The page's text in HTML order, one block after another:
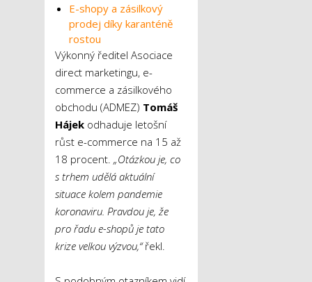
E-shopy a zásilkový
prodej díky karanténě
rostou
Výkonný ředitel Asociace
direct marketingu, e-
commerce a zásilkového
obchodu (ADMEZ) Tomáš
Hájek odhaduje letošní
růst e-commerce na 15 až
18 procent. „Otázkou je, co
s trhem udělá aktuální
situace kolem pandemie
koronaviru. Pravdou je, že
pro řadu e-shopů je tato
krize velkou výzvou,“řekl.